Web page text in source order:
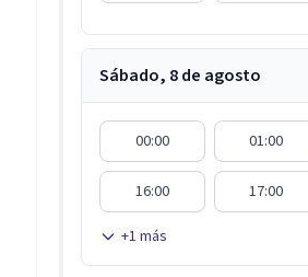
Sábado, 8 de agosto
00:00 01:00
16:00 17:00
+1 más